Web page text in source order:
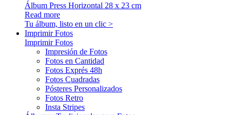
Álbum Press Horizontal 28 x 23 cm
Read more
Tu álbum, listo en un clic >
Imprimir Fotos
Imprimir Fotos
Impresión de Fotos
Fotos en Cantidad
Fotos Exprés 48h
Fotos Cuadradas
Pósteres Personalizados
Fotos Retro
Insta Stripes